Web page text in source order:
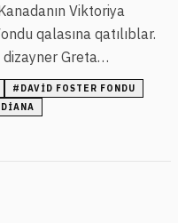
Viktoriya
qalasına qatılıblar.
dizayner Greta
və mərhum Şahzadə
taxıb.
# DAVID FOSTER FONDU